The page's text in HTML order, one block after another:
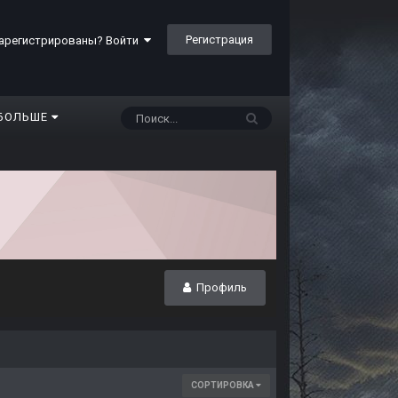
Войти Регистрация
Профиль
СОРТИРОВКА